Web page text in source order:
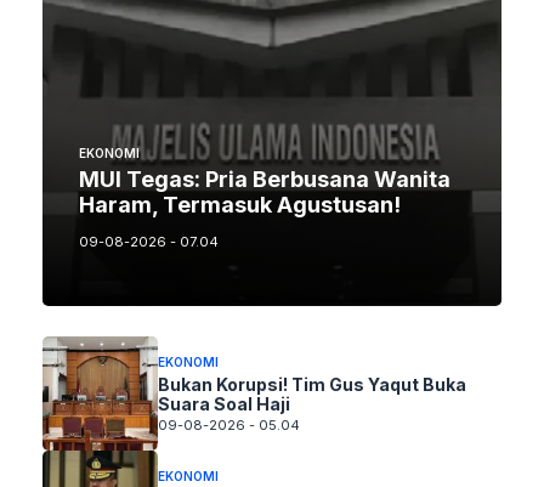
EKONOMI
MUI Tegas: Pria Berbusana Wanita
Haram, Termasuk Agustusan!
09-08-2026 - 07.04
EKONOMI
Bukan Korupsi! Tim Gus Yaqut Buka
Suara Soal Haji
09-08-2026 - 05.04
EKONOMI